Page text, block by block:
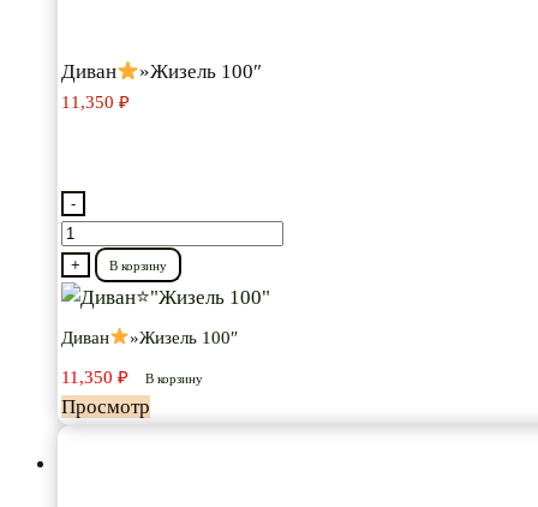
Диван »Жизель 100″
11,350 ₽
-
Количество
товара
Диван
"Жизель
100"
+ В корзину
Диван »Жизель 100″
11,350 ₽ В корзину
Просмотр